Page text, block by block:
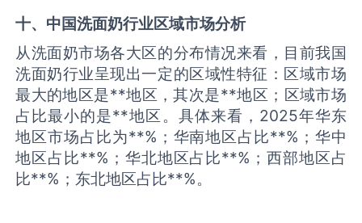
十、中国洗面奶行业区域市场分析
从洗面奶市场各大区的分布情况来看，目前我国
洗面奶行业呈现出一定的区域性特征：区域市场
最大的地区是**地区，其次是**地区；区域市场
占比最小的是**地区。具体来看，2025年华东
地区市场占比为**%；华南地区占比**%；华中
地区占比**%；华北地区占比**%；西部地区占
比**%；东北地区占比**%。